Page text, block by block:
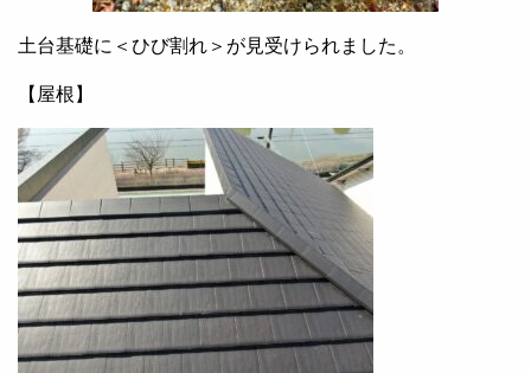
土台基礎に＜ひび割れ＞が見受けられました。
【屋根】